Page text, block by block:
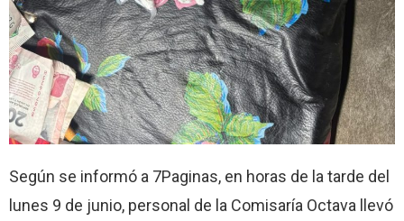
Según se informó a 7Paginas, en horas de la tarde del
lunes 9 de junio, personal de la Comisaría Octava llevó